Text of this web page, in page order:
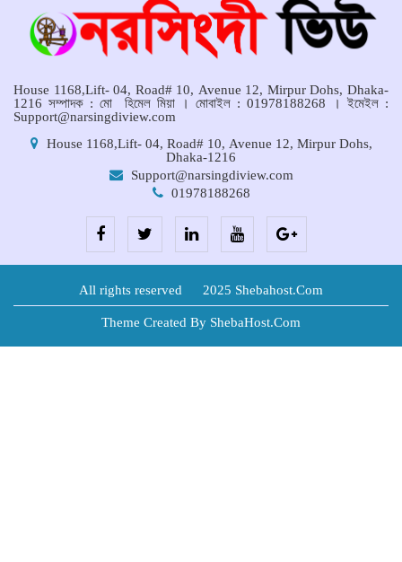
মনোহরদীর চর আহাম্মদপুরে পানিবন্দি
মানুষের সংবাদ প্রকাশের জেরে সাংবাদিক
লাঞ্ছিতের অভিযোগ।
মনোহরদীতে উপজেলা দুর্যোগ ব্যবস্থাপনা
কমিটির সভা অনুষ্ঠিত
House 1168,Lift- 04, Road# 10, Avenue 12, Mirpur Dohs, Dhaka-
1216 সম্পাদক : মো হিমেল মিয়া । মোবাইল : 01978188268 । ইমেইল :
Support@narsingdiview.com
House 1168,Lift- 04, Road# 10, Avenue 12, Mirpur Dohs,
Dhaka-1216
Support@narsingdiview.com
01978188268
All rights reserved © 2025 Shebahost.Com
Theme Created By ShebaHost.Com